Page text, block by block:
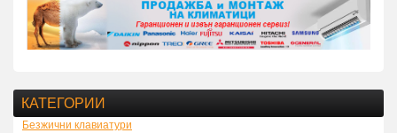
КАТЕГОРИИ
Безжични клавиатури